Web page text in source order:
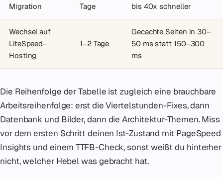
Migration
Tage
bis 40x schneller
Wechsel auf
LiteSpeed-
Hosting
1–2 Tage
Gecachte Seiten in 30–
50 ms statt 150–300
ms
Die Reihenfolge der Tabelle ist zugleich eine brauchbare
Arbeitsreihenfolge: erst die Viertelstunden-Fixes, dann
Datenbank und Bilder, dann die Architektur-Themen. Miss
vor dem ersten Schritt deinen Ist-Zustand mit PageSpeed
Insights und einem TTFB-Check, sonst weißt du hinterher
nicht, welcher Hebel was gebracht hat.